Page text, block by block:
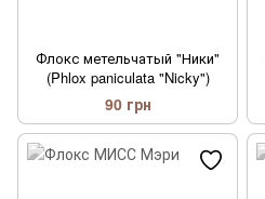
Флокс метельчатый "Ники"
(Phlox paniculata "Nicky")
90 грн